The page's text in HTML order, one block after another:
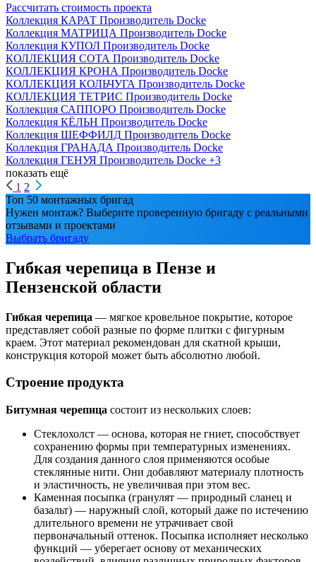
Рассчитать стоимость проекта
Коллекция КАРАТ Производитель Docke
Коллекция МАТРИЦА Производитель Docke
Коллекция КУПОЛ Производитель Docke
КОЛЛЕКЦИЯ СОТА Производитель Docke
КОЛЛЕКЦИЯ КРОНА Производитель Docke
КОЛЛЕКЦИЯ КОЛЬЧУГА Производитель Docke
КОЛЛЕКЦИЯ ТЕТРИС Производитель Docke
Коллекция САППОРО Производитель Docke
Коллекция КЁЛЬН Производитель Docke
Коллекция ШЕФФИЛД Производитель Docke
Коллекция ГРАНАДА Производитель Docke
Коллекция ГЕНУЯ Производитель Docke +3
показать ещё
1 2
Топ 50 монтажных бригад
Нужен монтаж? Выберите проверенную бригаду с реальными
отзывами и проектами
Выбрать бригаду
Гибкая черепица в Пензе и
Пензенской области
Гибкая черепица — мягкое кровельное покрытие, которое
представляет собой разные по форме плитки с фигурным
краем. Этот материал рекомендован для скатной крыши,
конструкция которой может быть абсолютно любой.
Строение продукта
Битумная черепица состоит из нескольких слоев:
Стеклохолст — основа, которая не гниет, способствует
сохранению формы при температурных изменениях.
Для создания данного слоя применяются особые
стеклянные нити. Они добавляют материалу плотность
и эластичность, не увеличивая при этом вес.
Каменная посыпка (гранулят — природный сланец и
базальт) — наружный слой, который даже по истечению
длительного времени не утрачивает свой
первоначальный оттенок. Посыпка исполняет несколько
функций — уберегает основу от механических